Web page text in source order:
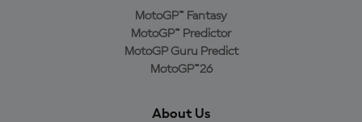
MotoGP™ Fantasy
MotoGP™ Predictor
MotoGP Guru Predict
MotoGP™26
About Us